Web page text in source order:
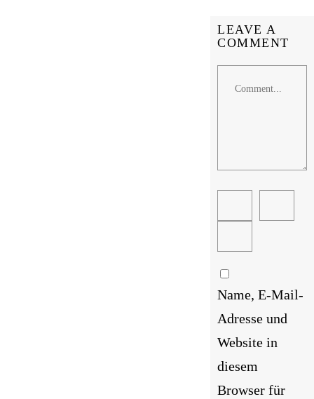
LEAVE A
COMMENT
Name, E-Mail-
Adresse und
Website in
diesem
Browser für